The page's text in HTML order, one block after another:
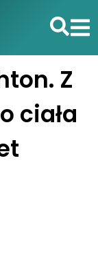
Z
ciała